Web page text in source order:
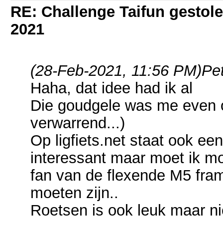
RE: Challenge Taifun
2021
(28-Feb-2021, 11:56 PM)
Haha, dat idee had ik al
Die goudgele was me
verwarrend...)
Op ligfiets.net staat ook
interessant maar moet ik
fan van de flexende M5
moeten zijn..
Roetsen is ook leuk maar